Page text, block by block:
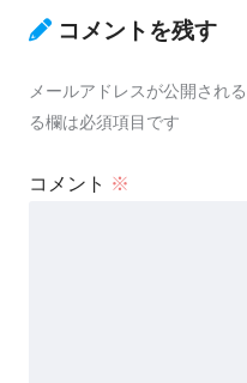
コメントを残す
メールアドレスが公開され
る欄は必須項目です
コメント ※